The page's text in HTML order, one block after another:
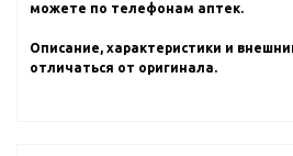
можете по телефонам аптек.
Описание, характеристики и
отличаться от оригинала.